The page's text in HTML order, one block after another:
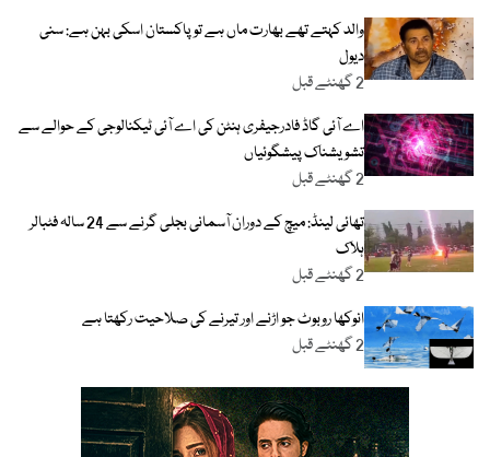
والد کہتے تھے بھارت ماں ہے تو پاکستان اسکی بہن ہے: سنی
دیول
2 گھنٹے قبل
اے آئی گاڈ فادرجیفری ہنٹن کی اے آئی ٹیکنالوجی کے حوالے سے
تشویشناک پیشگوئیاں
2 گھنٹے قبل
تھائی لینڈ: میچ کے دوران آسمانی بجلی گرنے سے 24 سالہ فٹبالر
ہلاک
2 گھنٹے قبل
انوکھا روبوٹ جو اڑنے اور تیرنے کی صلاحیت رکھتا ہے
2 گھنٹے قبل